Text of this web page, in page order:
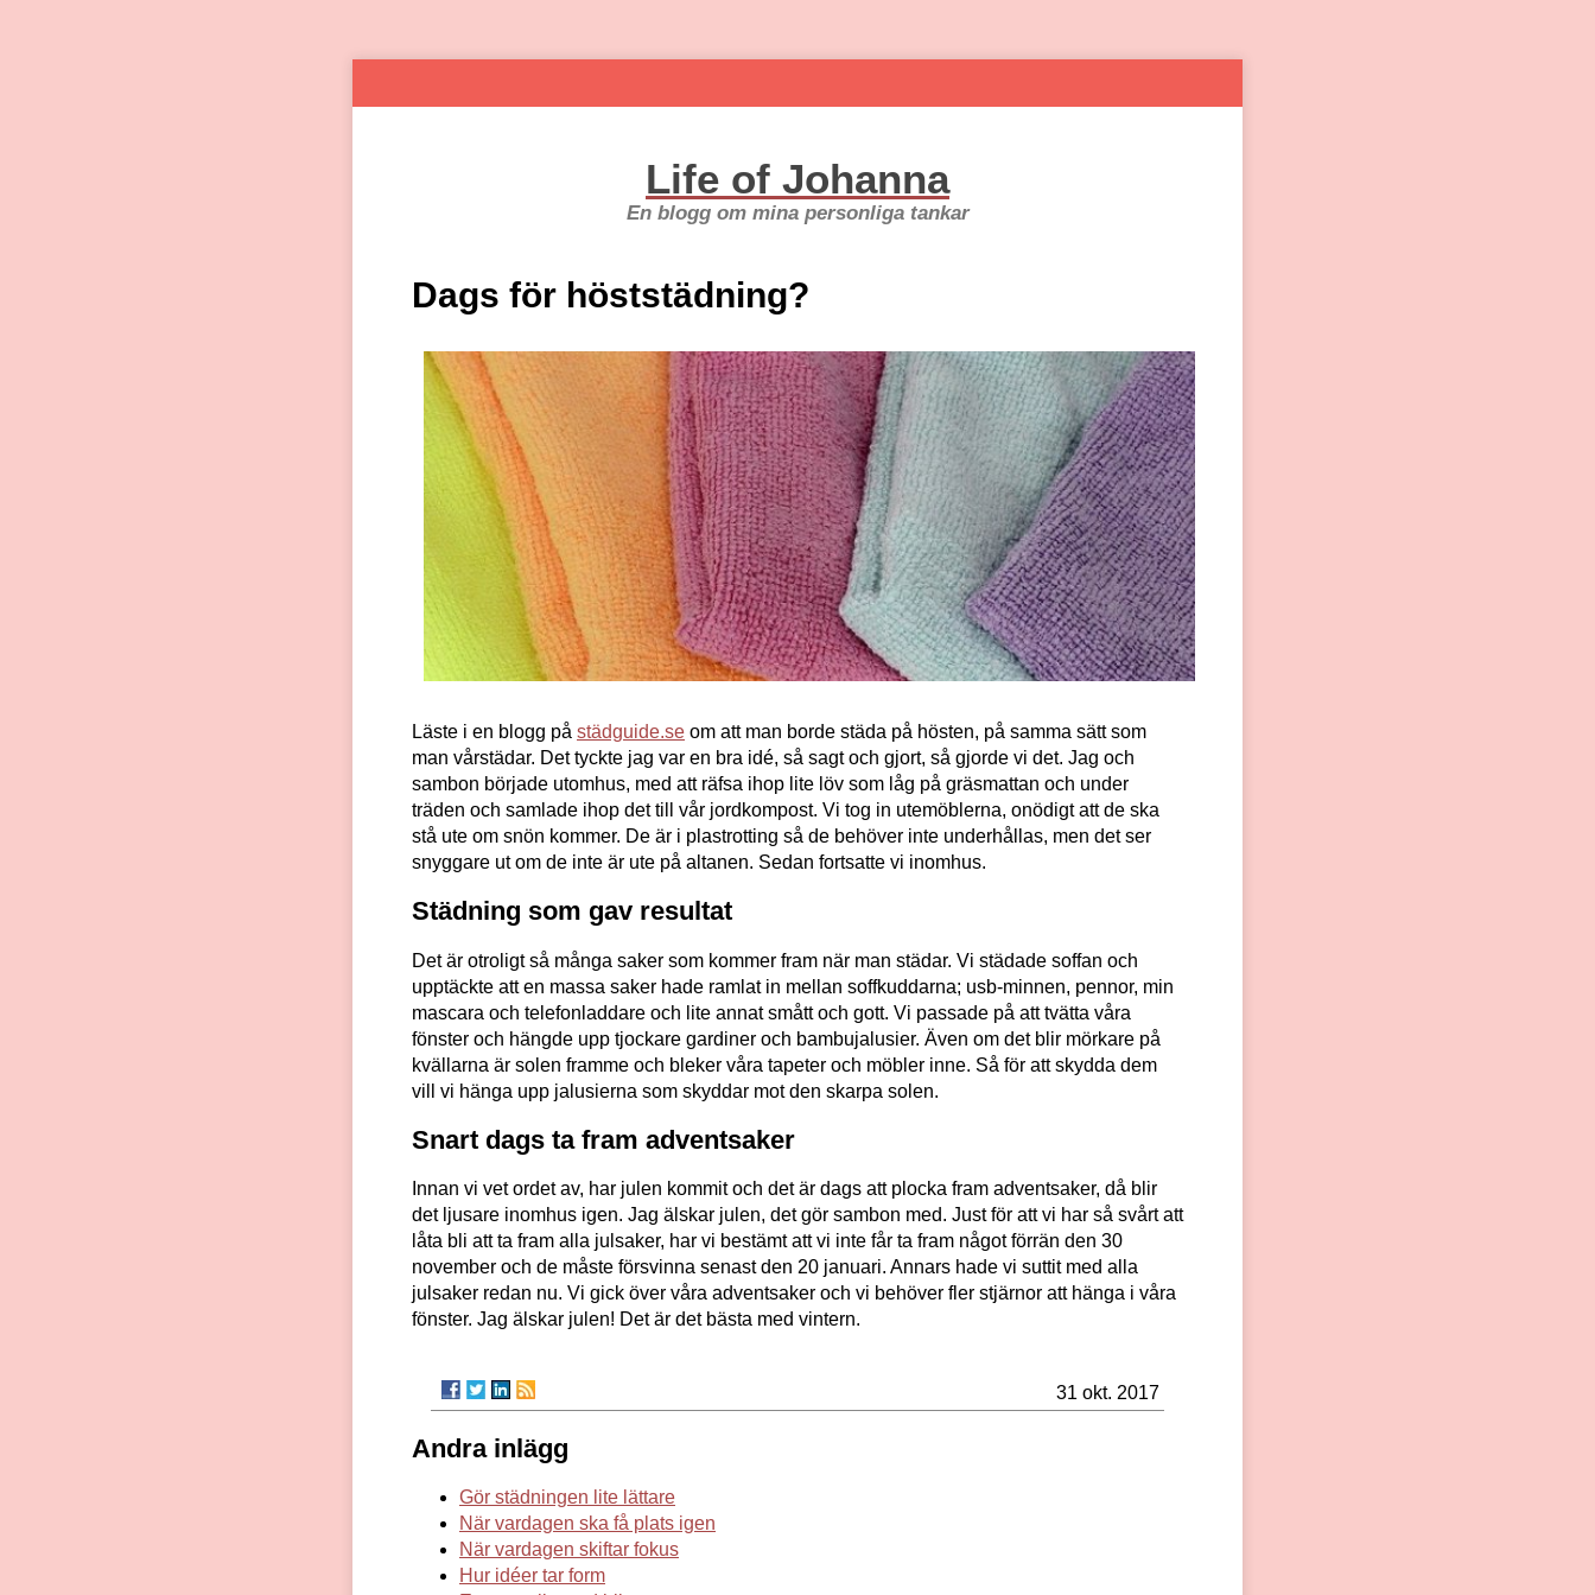
Life of Johanna
En blogg om mina personliga tankar
Dags för höststädning?
Läste i en blogg på städguide.se om att man borde städa på hösten, på samma sätt som
man vårstädar. Det tyckte jag var en bra idé, så sagt och gjort, så gjorde vi det. Jag och
sambon började utomhus, med att räfsa ihop lite löv som låg på gräsmattan och under
träden och samlade ihop det till vår jordkompost. Vi tog in utemöblerna, onödigt att de ska
stå ute om snön kommer. De är i plastrotting så de behöver inte underhållas, men det ser
snyggare ut om de inte är ute på altanen. Sedan fortsatte vi inomhus.
Städning som gav resultat
Det är otroligt så många saker som kommer fram när man städar. Vi städade soffan och
upptäckte att en massa saker hade ramlat in mellan soffkuddarna; usb-minnen, pennor, min
mascara och telefonladdare och lite annat smått och gott. Vi passade på att tvätta våra
fönster och hängde upp tjockare gardiner och bambujalusier. Även om det blir mörkare på
kvällarna är solen framme och bleker våra tapeter och möbler inne. Så för att skydda dem
vill vi hänga upp jalusierna som skyddar mot den skarpa solen.
Snart dags ta fram adventsaker
Innan vi vet ordet av, har julen kommit och det är dags att plocka fram adventsaker, då blir
det ljusare inomhus igen. Jag älskar julen, det gör sambon med. Just för att vi har så svårt att
låta bli att ta fram alla julsaker, har vi bestämt att vi inte får ta fram något förrän den 30
november och de måste försvinna senast den 20 januari. Annars hade vi suttit med alla
julsaker redan nu. Vi gick över våra adventsaker och vi behöver fler stjärnor att hänga i våra
fönster. Jag älskar julen! Det är det bästa med vintern.
31 okt. 2017
Andra inlägg
Gör städningen lite lättare
När vardagen ska få plats igen
När vardagen skiftar fokus
Hur idéer tar form